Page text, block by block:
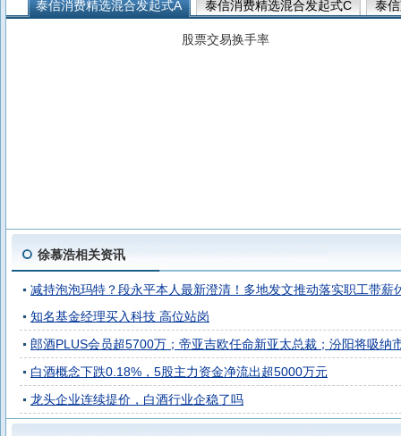
泰信消费精选混合发起式A 泰信消费精选混合发起式C 泰
股票交易换手率
徐慕浩相关资讯
减持泡泡玛特？段永平本人最新澄清！多地发文推动落实职工带
知名基金经理买入科技 高位站岗
郎酒PLUS会员超5700万；帝亚吉欧任命新亚太总裁；汾阳将吸纳
白酒概念下跌0.18%，5股主力资金净流出超5000万元
龙头企业连续提价，白酒行业企稳了吗